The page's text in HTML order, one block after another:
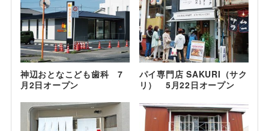
神辺おとなこども歯科 7
月2日オープン
パイ専門店 SAKURI（サク
リ） 5月22日オープン